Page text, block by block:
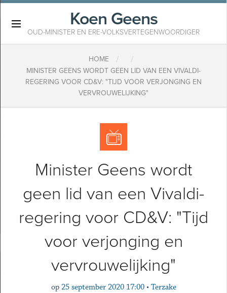
Koen Geens
OUD-MINISTER EN ERE-VOLKSVERTEGENWOORDIGER
HOME / /
MINISTER GEENS WORDT GEEN LID VAN EEN VIVALDI-
REGERING VOOR CD&V: "TIJD VOOR VERJONGING EN
VERVROUWELIJKING"
Minister Geens wordt
geen lid van een Vivaldi-
regering voor CD&V: "Tijd
voor verjonging en
vervrouwelijking"
op 25 september 2020 17:00 • Terzake